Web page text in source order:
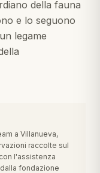
della fauna
e lo seguono
legame
a Villanueva,
raccolte sul
l'assistenza
fondazione